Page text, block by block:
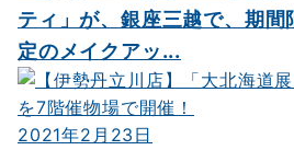
ティ」が、銀座三越で、期間
定のメイクアッ...
2021年2月23日